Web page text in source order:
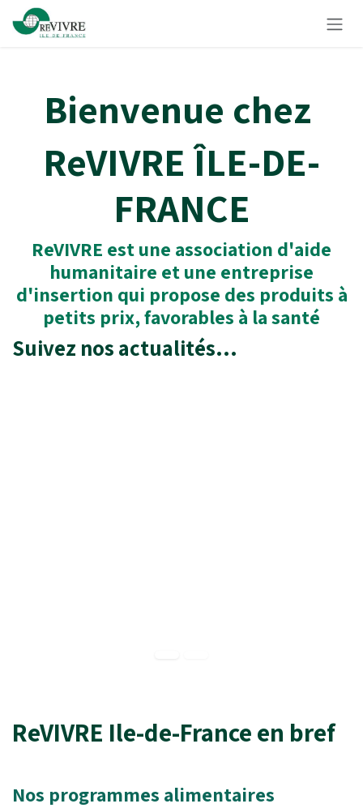
Se rendre au contenu
Bienvenue chez
ReVIVRE ÎLE-DE-
FRANCE
ReVIVRE est une association d'aide
humanitaire et une entreprise
d'insertion qui propose des produits à
petits prix, favorables à la santé
Suivez nos actualités...
ReVIVRE Ile-de-France en bref
Nos programmes alimentaires